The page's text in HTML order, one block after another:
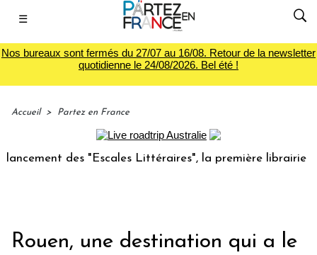
☰
Nos bureaux sont fermés du 27/07 au 16/08. Retour de la newsletter
quotidienne le 24/08/2026. Bel été !
Accueil > Partez en France
des "Escales Littéraires", la première librairie du
Rouen, une destination qui a le